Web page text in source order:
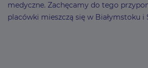
medyczne. Zachęcamy do tego
placówki mieszczą się w Białymstoku i